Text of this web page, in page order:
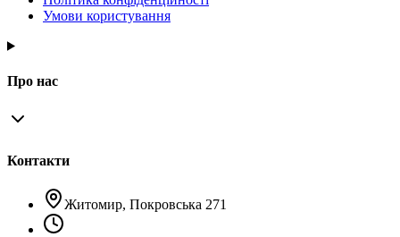
Умови користування
Про нас
Контакти
Житомир, Покровська 271